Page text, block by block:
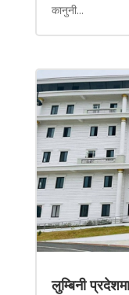
कानुनी...
लुम्बिनी